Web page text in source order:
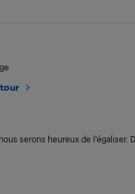
serons heureux de l’égaliser.